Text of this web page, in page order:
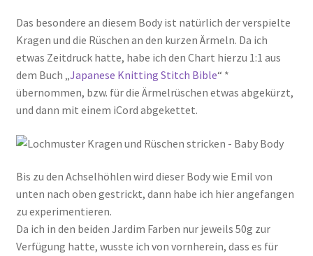
Das besondere an diesem Body ist natürlich der verspielte
Kragen und die Rüschen an den kurzen Ärmeln. Da ich
etwas Zeitdruck hatte, habe ich den Chart hierzu 1:1 aus
dem Buch „Japanese Knitting Stitch Bible“ *
übernommen, bzw. für die Ärmelrüschen etwas abgekürzt,
und dann mit einem iCord abgekettet.
Bis zu den Achselhöhlen wird dieser Body wie Emil von
unten nach oben gestrickt, dann habe ich hier angefangen
zu experimentieren.
Da ich in den beiden Jardim Farben nur jeweils 50g zur
Verfügung hatte, wusste ich von vornherein, dass es für